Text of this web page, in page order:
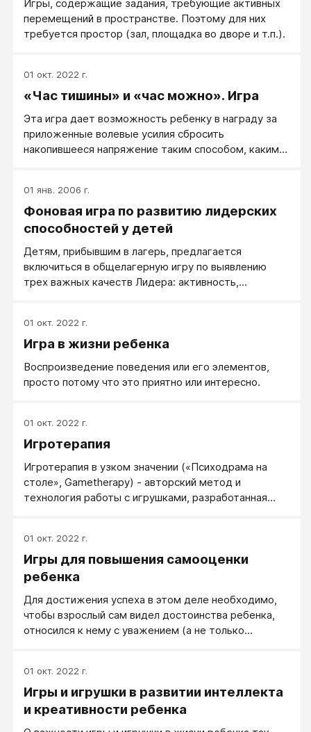
Игры, содержащие задания, требующие активных
перемещений в пространстве. Поэтому для них
требуется простор (зал, площадка во дворе и т.п.).
01 окт. 2022 г.
«Час тишины» и «час можно». Игра
​Эта игра дает возможность ребенку в награду за
приложенные волевые усилия сбросить
накопившееся напряжение таким способом, каким
общении с гиперактивными детьми «час тишины».
01 янв. 2006 г.
Фоновая игра по развитию лидерских
способностей у детей
Детям, прибывшим в лагерь, предлагается
включиться в общелагерную игру по выявлению
трех важных качеств Лидера: активность,
проявления активности, дружелюбия,
находчивости.
01 окт. 2022 г.
Игра в жизни ребенка
Воспроизведение поведения или его элементов,
просто потому что это приятно или интересно.
01 окт. 2022 г.
Игротерапия
Игротерапия в узком значении («Психодрама на
столе», Gametherapy) - авторский метод и
технология работы с игрушками, разработанная
терапии, или игротерапии в широком значении.
01 окт. 2022 г.
Игры для повышения самооценки
ребенка
Для достижения успеха в этом деле необходимо,
чтобы взрослый сам видел достоинства ребенка,
относился к нему с уважением (а не только
продумать, какие положительные качества у
ребенка уже имеются, а какие ему необходимо
приобрести.
01 окт. 2022 г.
Игры и игрушки в развитии интеллекта
и креативности ребенка